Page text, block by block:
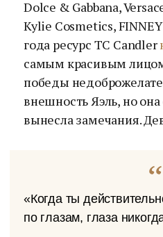
Dolce & Gabbana,
Kylie Cosmetics,
года ресурс TC Candler
самым красивым
победы
внешность Яэль, но
вынесла замечания.
«Когда ты
по глазам, глаза